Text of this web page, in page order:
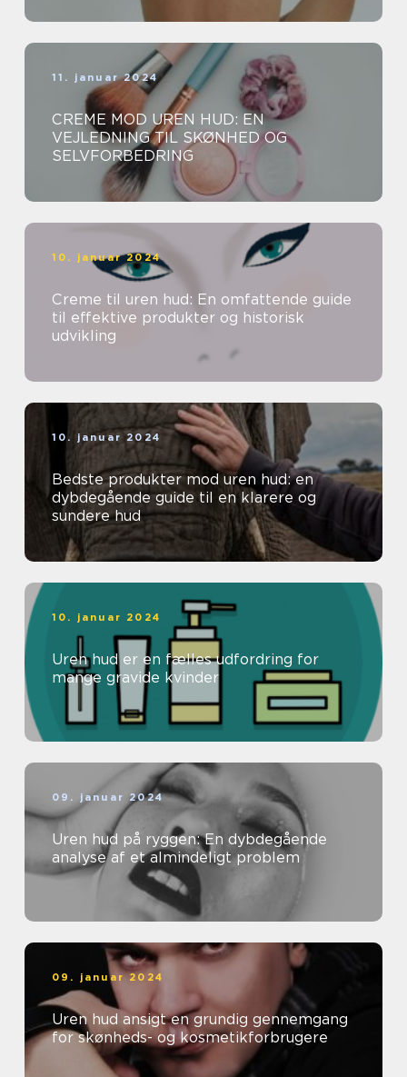
11. januar 2024
CREME MOD UREN HUD: EN
VEJLEDNING TIL SKØNHED OG
SELVFORBEDRING
10. januar 2024
Creme til uren hud: En omfattende guide
til effektive produkter og historisk
udvikling
10. januar 2024
Bedste produkter mod uren hud: en
dybdegående guide til en klarere og
sundere hud
10. januar 2024
Uren hud er en fælles udfordring for
mange gravide kvinder
09. januar 2024
Uren hud på ryggen: En dybdegående
analyse af et almindeligt problem
09. januar 2024
Uren hud ansigt en grundig gennemgang
for skønheds- og kosmetikforbrugere